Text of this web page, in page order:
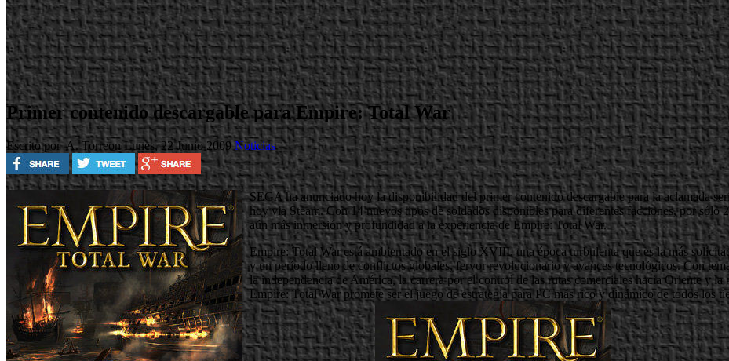
Primer contenido descargable para Empire: Total War
Escrito por A. TorreonLunes, 22 Junio 2009Noticias
SEGA ha anunciado hoy la disponibilidad del primer contenido descargable para la aclamada
hoy via Steam. Con 14 nuevos tipos de soldados disponibles para diferentes facciones, por sólo
aún más inmersión y profundidad a la experiencia de Empire: Total War.
Empire: Total War está ambientado en el siglo XVIII, una época turbulenta que es la más
y un período lleno de conflictos globales, fervor revolucionario y avances tecnológicos. Con
la independencia de América, la carrera por el control de las rutas comerciales hacia Oriente y
Empire: Total War promete ser el juego de estrategia para PC más rico y dinámico de todos los